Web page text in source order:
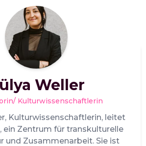
Weller
Kulturwissenschaftlerin
Kulturwissenschaftlerin, leitet
ein Zentrum für transkulturelle
und Zusammenarbeit. Sie ist